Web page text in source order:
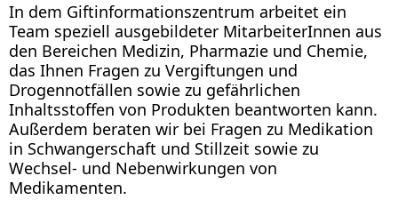
In dem Giftinformationszentrum arbeitet ein
Team speziell ausgebildeter MitarbeiterInnen aus
den Bereichen Medizin, Pharmazie und Chemie,
das Ihnen Fragen zu Vergiftungen und
Drogennotfällen sowie zu gefährlichen
Inhaltsstoffen von Produkten beantworten kann.
Außerdem beraten wir bei Fragen zu Medikation
in Schwangerschaft und Stillzeit sowie zu
Wechsel- und Nebenwirkungen von
Medikamenten.